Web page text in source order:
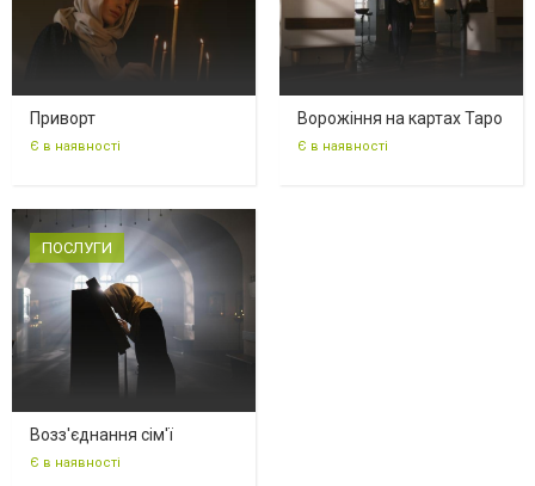
Приворт
Є в наявності
Ворожіння на картах Таро
Є в наявності
ПОСЛУГИ
Возз'єднання сім'ї
Є в наявності